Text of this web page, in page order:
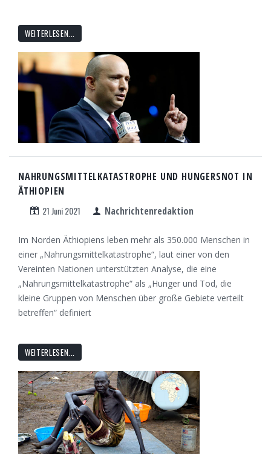
WEITERLESEN...
NAHRUNGSMITTELKATASTROPHE UND HUNGERSNOT IN
ÄTHIOPIEN
21 Juni 2021 Nachrichtenredaktion
Im Norden Äthiopiens leben mehr als 350.000 Menschen in
einer „Nahrungsmittelkatastrophe“, laut einer von den
Vereinten Nationen unterstützten Analyse, die eine
„Nahrungsmittelkatastrophe“ als „Hunger und Tod, die
kleine Gruppen von Menschen über große Gebiete verteilt
betreffen“ definiert
WEITERLESEN...